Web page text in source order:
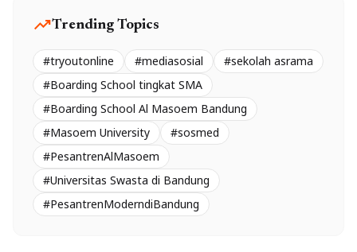
trending_upTrending Topics
#tryoutonline #mediasosial
#sekolah asrama
#Boarding School tingkat SMA
#Boarding School Al Masoem Bandung
#Masoem University
#sosmed
#PesantrenAlMasoem
#Universitas Swasta di Bandung
#PesantrenModerndiBandung